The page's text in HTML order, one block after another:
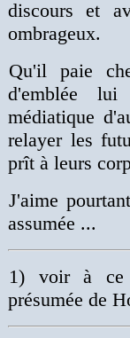
discours et
ombrageux.
Qu'il paie
d'emblée lui
médiatique
relayer les
prît à leurs
J'aime
assumée ...
1) voir à
présumée de